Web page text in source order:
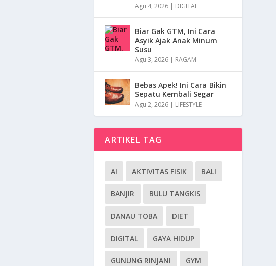
Agu 4, 2026 | DIGITAL
Biar Gak GTM, Ini Cara
Asyik Ajak Anak Minum
Susu
Agu 3, 2026 | RAGAM
Bebas Apek! Ini Cara Bikin
Sepatu Kembali Segar
Agu 2, 2026 | LIFESTYLE
ARTIKEL TAG
AI AKTIVITAS FISIK BALI
BANJIR BULU TANGKIS
DANAU TOBA DIET
DIGITAL GAYA HIDUP
GUNUNG RINJANI GYM